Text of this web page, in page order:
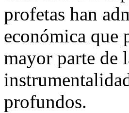
profetas han
económica que
mayor parte de
profundos.